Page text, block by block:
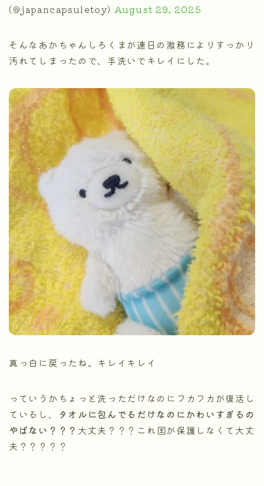
(@japancapsuletoy) August 29, 2025
そんなあかちゃんしろくまが連日の激務によりすっかり
汚れてしまったので、手洗いでキレイにした。
真っ白に戻ったね。キレイキレイ
っていうかちょっと洗っただけなのにフカフカが復活し
ているし、
タオルに包んでるだけなのにかわいすぎるの
やばない？？？ 大丈夫？？？これ国が保護しなくて大丈
夫？？？？？